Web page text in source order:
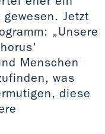
Jetzt
„Unsere
Menschen
was
diese